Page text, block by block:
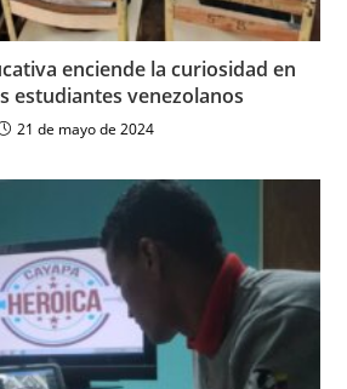
enciende la curiosidad en
estudiantes venezolanos
21 de mayo de 2024